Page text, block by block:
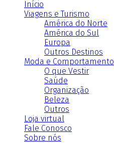
Início
Viagens e Turismo
América do Norte
América do Sul
Europa
Outros Destinos
Moda e Comportamento
O que Vestir
Saúde
Organização
Beleza
Outros
Loja virtual
Fale Conosco
Sobre nós